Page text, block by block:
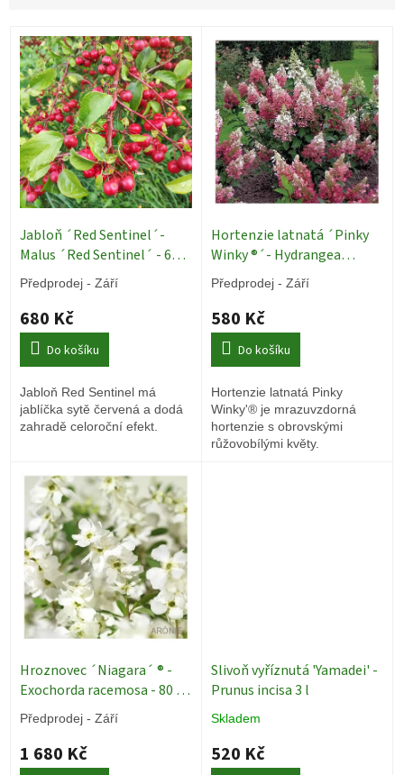
Jabloň ´Red Sentinel´-
Malus ´Red Sentinel´ - 60 -
80 cm, keř 4lOkrasné
stromy
Předprodej - Září
680 Kč
Do košíku
Jabloň Red Sentinel má
jablíčka sytě červená a dodá
zahradě celoroční efekt.
Hortenzie latnatá ´Pinky
Winky ®´- Hydrangea
paniculata - 4 lOkrasné
Předprodej - Září
580 Kč
Do košíku
Hortenzie latnatá Pinky
Winky'® je mrazuvzdorná
hortenzie s obrovskými
růžovobílými květy.
Hroznovec ´Niagara´ ® -
Exochorda racemosa - 80 -
100 cm
Okrasné keře
Předprodej - Září
1 680 Kč
Slivoň vyříznutá 'Yamadei' -
Prunus incisa 3 l
Skladem
520 Kč